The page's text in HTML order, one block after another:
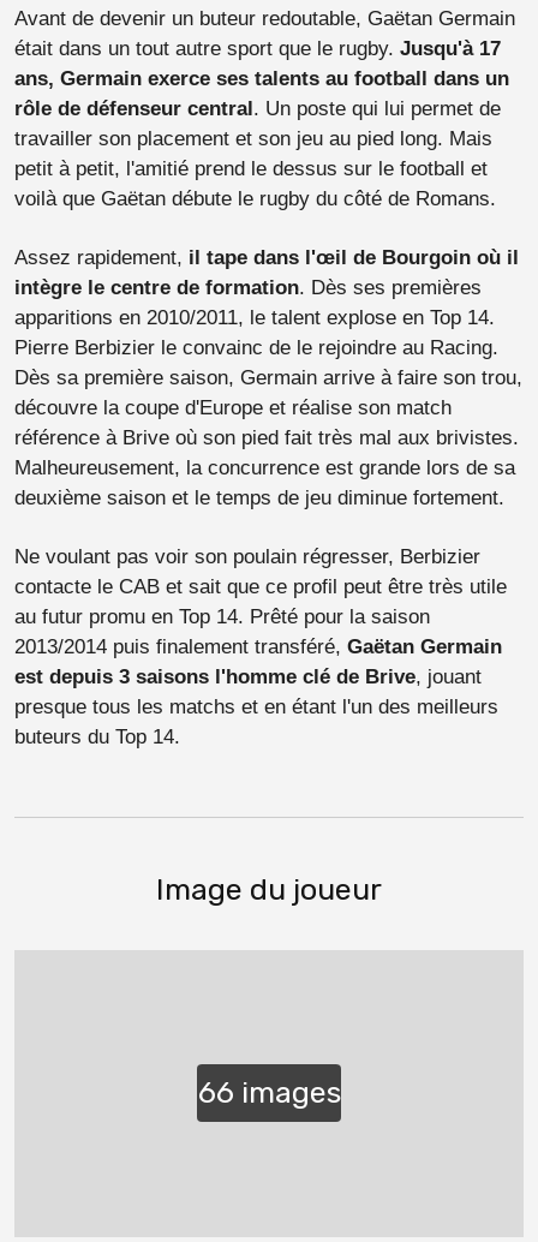
Avant de devenir un buteur redoutable, Gaëtan Germain
était dans un tout autre sport que le rugby. Jusqu'à 17
ans, Germain exerce ses talents au football dans un
rôle de défenseur central. Un poste qui lui permet de
travailler son placement et son jeu au pied long. Mais
petit à petit, l'amitié prend le dessus sur le football et
voilà que Gaëtan débute le rugby du côté de Romans.
Assez rapidement, il tape dans l'œil de Bourgoin où il
intègre le centre de formation. Dès ses premières
apparitions en 2010/2011, le talent explose en Top 14.
Pierre Berbizier le convainc de le rejoindre au Racing.
Dès sa première saison, Germain arrive à faire son trou,
découvre la coupe d'Europe et réalise son match
référence à Brive où son pied fait très mal aux brivistes.
Malheureusement, la concurrence est grande lors de sa
deuxième saison et le temps de jeu diminue fortement.
Ne voulant pas voir son poulain régresser, Berbizier
contacte le CAB et sait que ce profil peut être très utile
au futur promu en Top 14. Prêté pour la saison
2013/2014 puis finalement transféré, Gaëtan Germain
est depuis 3 saisons l'homme clé de Brive, jouant
presque tous les matchs et en étant l'un des meilleurs
buteurs du Top 14.
Image du joueur